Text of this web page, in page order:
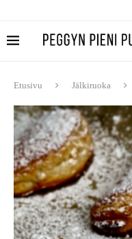
Etusivu Jälkiruoka